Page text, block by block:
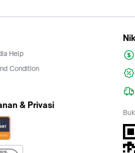
Help
Condition
& Privasi